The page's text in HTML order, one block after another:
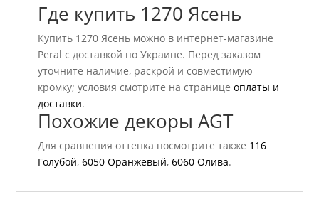
Где купить 1270 Ясень
Купить 1270 Ясень можно в интернет-магазине
Peral с доставкой по Украине. Перед заказом
уточните наличие, раскрой и совместимую
кромку; условия смотрите на страницеоплаты и
доставки.
Похожие декоры AGT
Для сравнения оттенка посмотрите также 116
Голубой,6050 Оранжевый,6060 Олива.